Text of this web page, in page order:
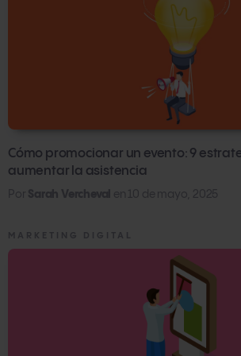
Ajustar tus estrategias basadas en
Cómo promocionar un evento: 9
aumentar la asistencia